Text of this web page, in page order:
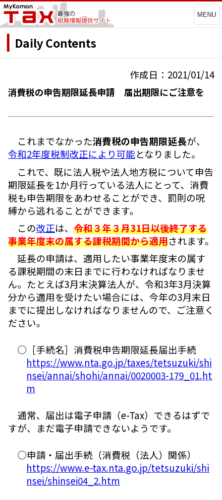
MENU
Daily Contents
作成日：2021/01/14
消費税の申告期限延長申請 届出期限にご注意を
これまでなかった消費税の申告期限延長が、
令和2年度税制改正により可能となりました。
これで、既に法人税や法人地方税について申告
期限延長を1か月行っている法人にとって、消費
税も申告期限をあわせることができ、罰則の呪
縛から逃れることができます。
この改正は、 令和３年３月31日以後終了する
事業年度末の属する課税期間から適用されます。
延長の申請は、適用したい事業年度末の属す
る課税期間の末日までに行わなければなりませ
ん。たとえば3月末決算法人が、令和3年3月決算
分から適用を受けたい場合には、今年の3月末日
までに提出しなければなりませんので、ご注意く
ださい。
○［手続名］消費税申告期限延長届出手続
https://www.nta.go.jp/taxes/tetsuzuki/shi
nsei/annai/shohi/annai/0020003-179_01.ht
m
通常、届出は電子申請（e-Tax）できるはずで
すが、まだ電子申請できないようです。
○申請・届出手続（消費税（法人）関係）
https://www.e-tax.nta.go.jp/tetsuzuki/shi
nsei/shinsei04_2.htm